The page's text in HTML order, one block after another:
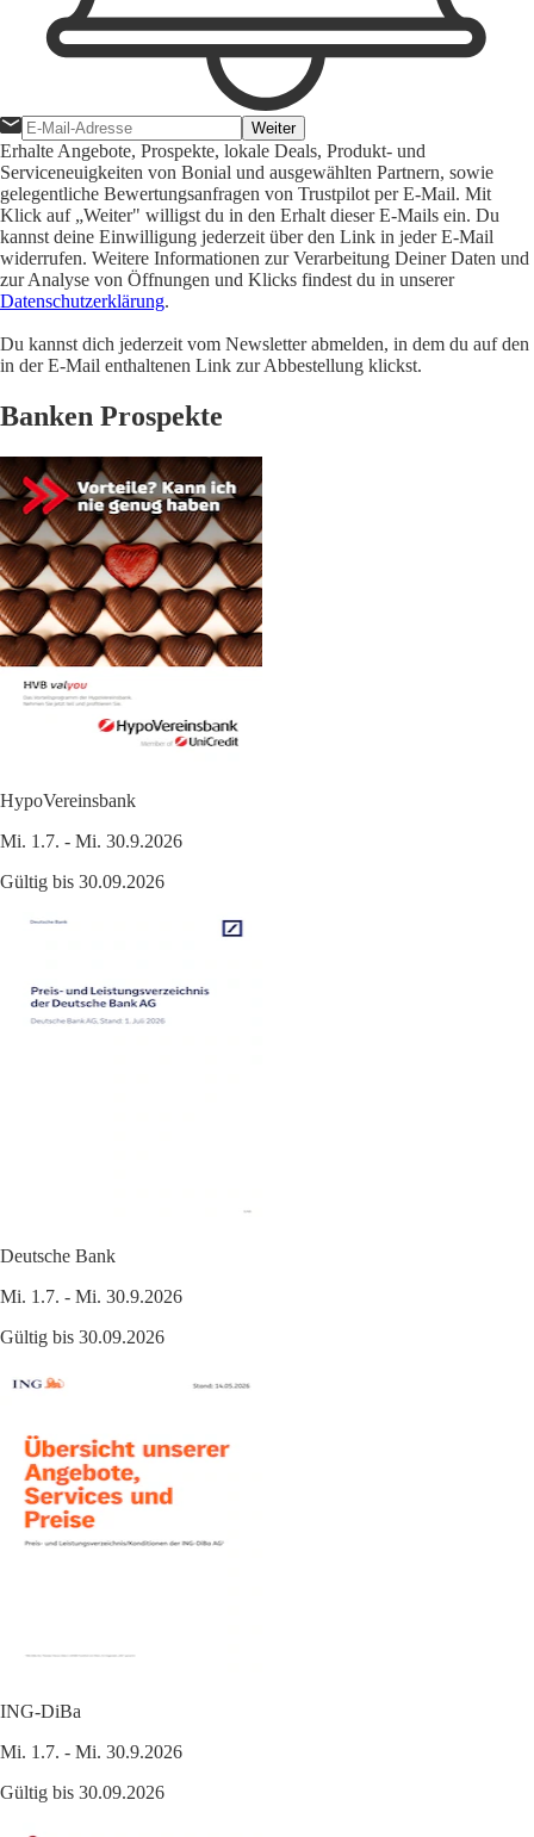
Weiter
Erhalte Angebote, Prospekte, lokale Deals, Produkt- und
Serviceneuigkeiten von Bonial und ausgewählten Partnern, sowie
gelegentliche Bewertungsanfragen von Trustpilot per E-Mail. Mit
Klick auf „Weiter" willigst du in den Erhalt dieser E-Mails ein. Du
kannst deine Einwilligung jederzeit über den Link in jeder E-Mail
widerrufen. Weitere Informationen zur Verarbeitung Deiner Daten und
zur Analyse von Öffnungen und Klicks findest du in unserer
Datenschutzerklärung.
Du kannst dich jederzeit vom Newsletter abmelden, in dem du auf den
in der E-Mail enthaltenen Link zur Abbestellung klickst.
Banken Prospekte
HypoVereinsbank
Mi. 1.7. - Mi. 30.9.2026
Gültig bis 30.09.2026
Deutsche Bank
Mi. 1.7. - Mi. 30.9.2026
Gültig bis 30.09.2026
ING-DiBa
Mi. 1.7. - Mi. 30.9.2026
Gültig bis 30.09.2026